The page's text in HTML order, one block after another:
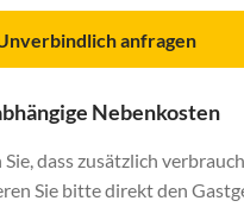
anfragen
Nebenkosten
dass zusätzlich
Sie bitte direkt den